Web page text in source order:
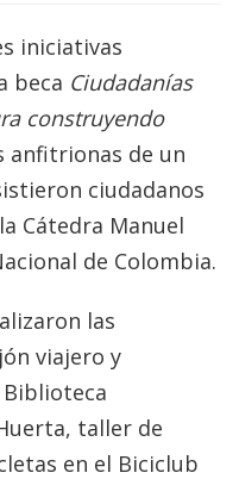
iniciativas
beca Ciudadanías
construyendo
de un
ciudadanos
Cátedra Manuel
de Colombia.
las
viajero y
taller de
en el Biciclub